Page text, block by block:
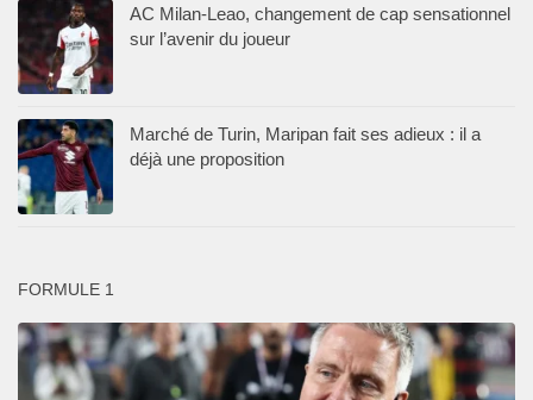
AC Milan-Leao, changement de cap sensationnel
sur l’avenir du joueur
Marché de Turin, Maripan fait ses adieux : il a
déjà une proposition
FORMULE 1